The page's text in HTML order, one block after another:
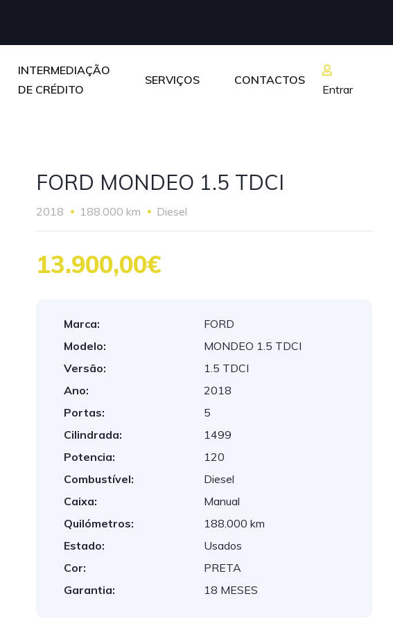
INTERMEDIAÇÃO
DE CRÉDITO
SERVIÇOS CONTACTOS
Entrar
FORD MONDEO 1.5 TDCI
2018 188.000 km Diesel
13.900,00€
Marca:
FORD
Modelo:
MONDEO 1.5 TDCI
Versão:
1.5 TDCI
Ano:
2018
Portas:
5
Cilindrada:
1499
Potencia:
120
Combustível:
Diesel
Caixa:
Manual
Quilómetros:
188.000 km
Estado:
Usados
Cor:
PRETA
Garantia:
18 MESES